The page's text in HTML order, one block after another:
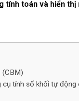
tính toán và hiển
(CBM)
tính số khối tự động